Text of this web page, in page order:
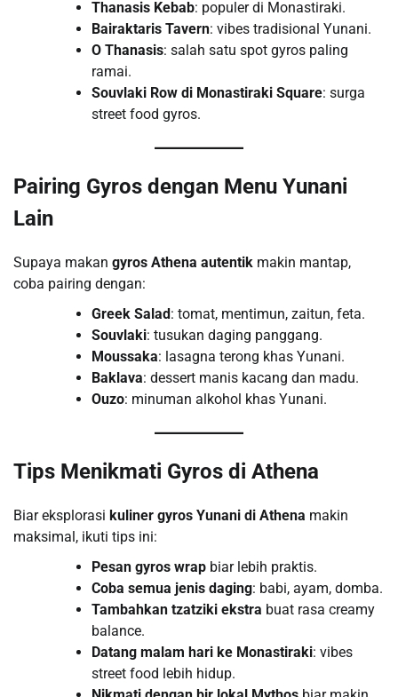
Thanasis Kebab: populer di Monastiraki.
Bairaktaris Tavern: vibes tradisional Yunani.
O Thanasis: salah satu spot gyros paling
ramai.
Souvlaki Row di Monastiraki Square: surga
street food gyros.
Pairing Gyros dengan Menu Yunani
Lain
Supaya makan gyros Athena autentik makin mantap,
coba pairing dengan:
Greek Salad : tomat, mentimun, zaitun, feta.
Souvlaki: tusukan daging panggang.
Moussaka: lasagna terong khas Yunani.
Baklava: dessert manis kacang dan madu.
Ouzo: minuman alkohol khas Yunani.
Tips Menikmati Gyros di Athena
Biar eksplorasi kuliner gyros Yunani di Athena makin
maksimal, ikuti tips ini:
Pesan gyros wrap biar lebih praktis.
Coba semua jenis daging: babi, ayam, domba.
Tambahkan tzatziki ekstra buat rasa creamy
balance.
Datang malam hari ke Monastiraki: vibes
street food lebih hidup.